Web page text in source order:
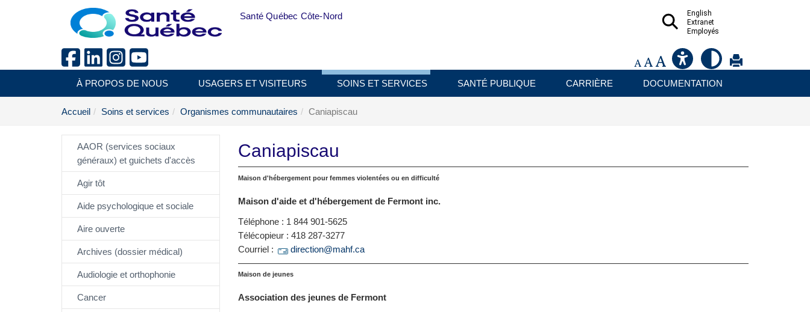
Aller au menu principal
English
Extranet
Employés
Santé Québec Côte-Nord
À PROPOS DE NOUS USAGERS ET VISITEURS SOINS ET SERVICES SANTÉ PUBLIQUE CARRIÈRE DOCUMENTATION
Accueil Soins et services Organismes communautaires Caniapiscau
AAOR (services sociaux
généraux) et guichets d'accès
Agir tôt
Aide psychologique et sociale
Aire ouverte
Archives (dossier médical)
Audiologie et orthophonie
Cancer
Caniapiscau
Maison d'hébergement pour femmes violentées ou en difficulté
Maison d'aide et d'hébergement de Fermont inc.
Téléphone : 1 844 901-5625
Télécopieur : 418 287-3277
Courriel :
direction@mahf.ca
Maison de jeunes
Association des jeunes de Fermont